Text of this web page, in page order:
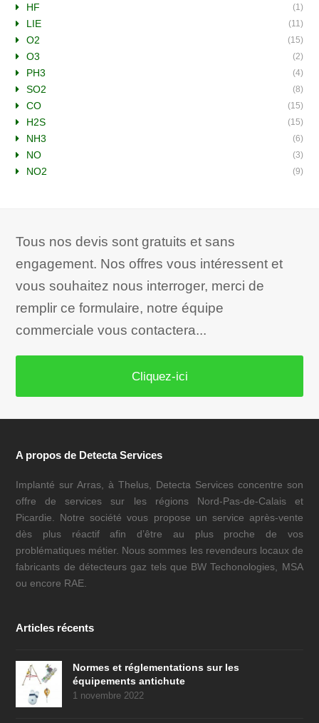
HF (1)
LIE (11)
O2 (15)
O3 (2)
PH3 (4)
SO2 (8)
CO (15)
H2S (15)
NH3 (6)
NO (3)
NO2 (9)
Tous nos devis sont gratuits et sans
engagement. Nos offres vous intéressent et
vous souhaitez nous interroger, merci de
remplir ce formulaire, notre équipe
commerciale vous contactera...
Cliquez-ici
A propos de Detecta Services
Implanté sur Arras, à Thelus, Detecta Services concentre son
offre de services sur les régions Nord-Pas-de-Calais et
Picardie. Notre société vous propose un service après-vente
dès plus réactif afin d’être au plus proche de vos
problématiques métier. Nous sommes les revendeurs locaux de
fabricants de détecteurs gaz tels que BW Techonologies, MSA
ou encore RAE.
Articles récents
Normes et réglementations sur les
équipements antichute
1 novembre 2022